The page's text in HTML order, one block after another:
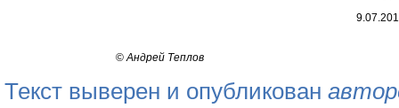
©Андрей Теплов
Текст выверен и опубликован